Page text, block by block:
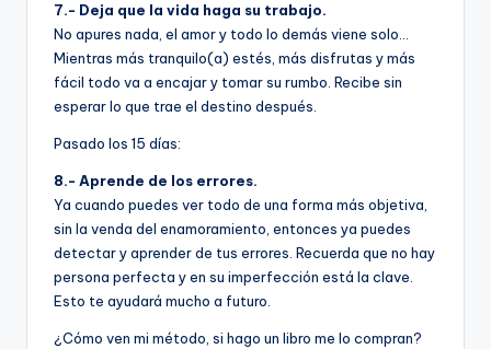
7.- Deja que la vida haga su trabajo.
No apures nada, el amor y todo lo demás viene solo…
Mientras más tranquilo(a) estés, más disfrutas y más
fácil todo va a encajar y tomar su rumbo. Recibe sin
esperar lo que trae el destino después.
Pasado los 15 dí­as:
8.- Aprende de los errores.
Ya cuando puedes ver todo de una forma más objetiva,
sin la venda del enamoramiento, entonces ya puedes
detectar y aprender de tus errores. Recuerda que no hay
persona perfecta y en su imperfección está la clave.
Esto te ayudará mucho a futuro.
¿Cómo ven mi método, si hago un libro me lo compran?